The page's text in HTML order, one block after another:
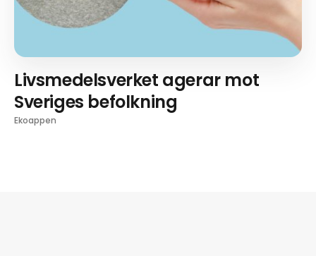
Livsmedelsverket agerar mot
Sveriges befolkning
Ekoappen